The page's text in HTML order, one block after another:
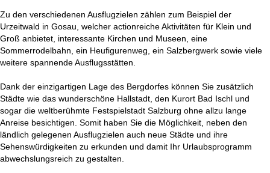
Zu den verschiedenen Ausflugzielen zählen zum Beispiel der
Urzeitwald in Gosau, welcher actionreiche Aktivitäten für Klein und
Groß anbietet, interessante Kirchen und Museen, eine
Sommerrodelbahn, ein Heufigurenweg, ein Salzbergwerk sowie viele
weitere spannende Ausflugsstätten.
Dank der einzigartigen Lage des Bergdorfes können Sie zusätzlich
Städte wie das wunderschöne Hallstadt, den Kurort Bad Ischl und
sogar die weltberühmte Festspielstadt Salzburg ohne allzu lange
Anreise besichtigen. Somit haben Sie die Möglichkeit, neben den
ländlich gelegenen Ausflugzielen auch neue Städte und ihre
Sehenswürdigkeiten zu erkunden und damit Ihr Urlaubsprogramm
abwechslungsreich zu gestalten.